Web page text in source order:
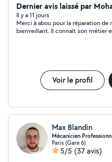
Dernier avis laissé par
Il y a 11 jours
Merci à abou pour la réparation
bienveillant. Il connaît son métier
Voir le profil
Max Blandin
Mécanicien
Paris (Gare 6)
5/5 (37 avis)